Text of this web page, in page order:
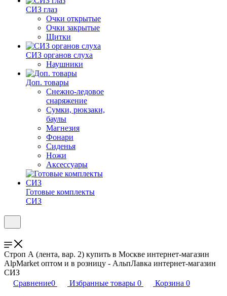
СИЗ глаз
Очки открытые
Очки закрытые
Щитки
СИЗ органов слуха
Наушники
Доп. товары
Снежно-ледовое
снаряжение
Сумки, рюкзаки,
баулы
Магнезия
Фонари
Сиденья
Ножи
Аксессуары
Готовые комплекты
СИЗ
Строп А (лента, вар. 2) купить в Москве интернет-магазин
AlpMarket оптом и в розницу - АльпЛавка интернет-магазин
СИЗ
Сравнение0 Избранные товары 0 Корзина 0